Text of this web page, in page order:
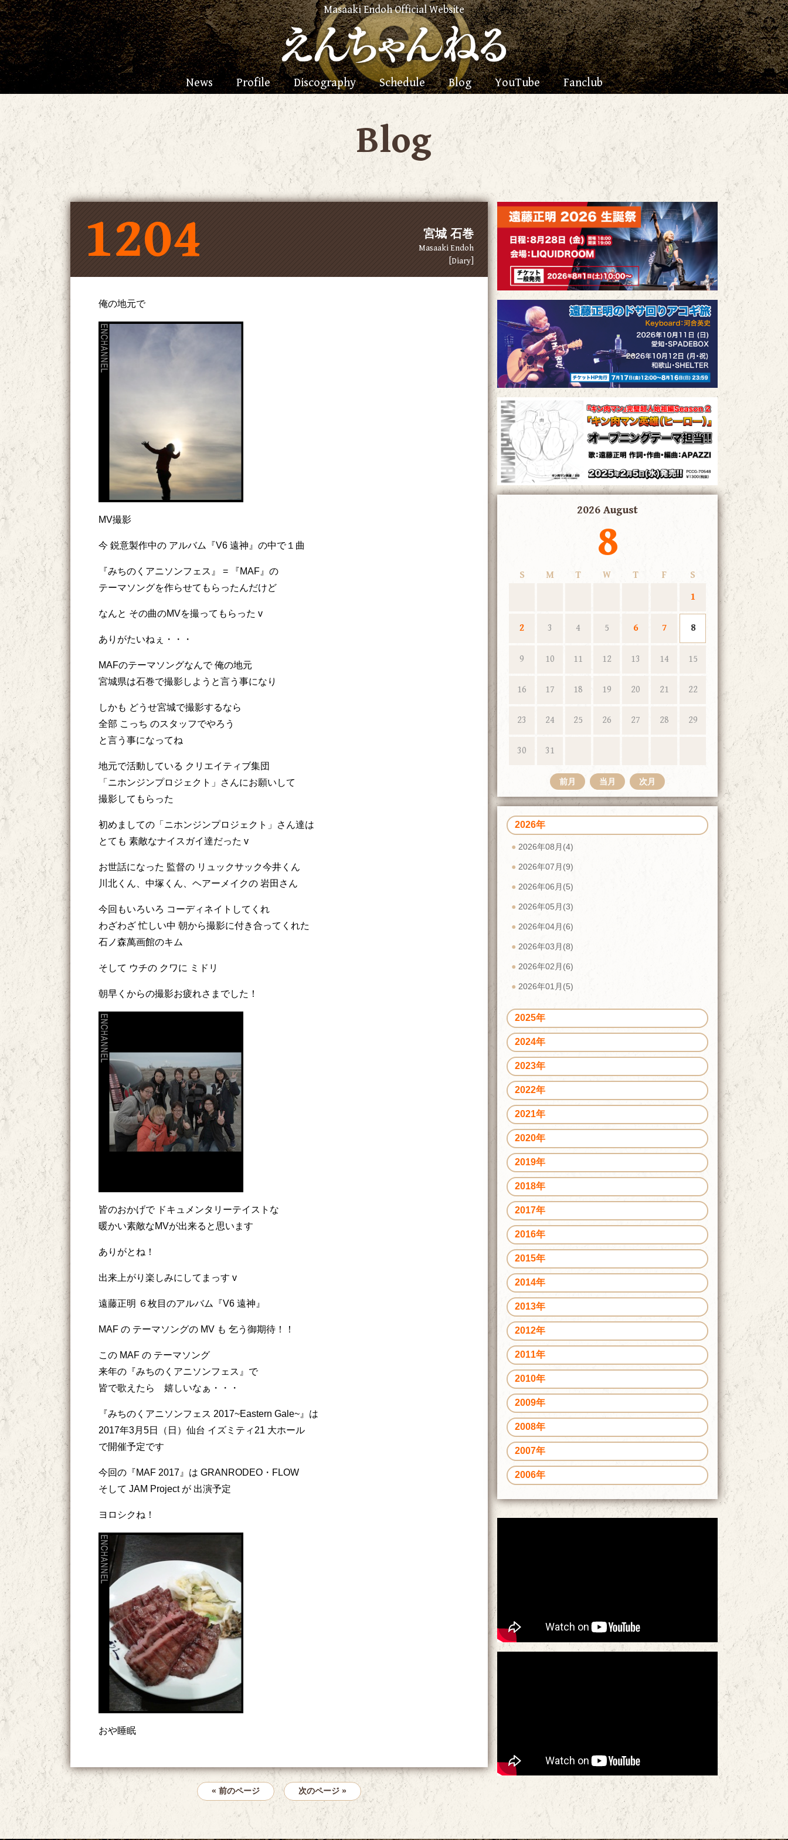
Masaaki Endoh Official Website
News Profile Discography Schedule Blog YouTube Fanclub
Blog
1204 宮城 石巻
Masaaki Endoh
[Diary]
俺の地元で
MV撮影
今 鋭意製作中の アルバム『V6 遠神』の中で１曲
『みちのくアニソンフェス』 = 『MAF』の
テーマソングを作らせてもらったんだけど
なんと その曲のMVを撮ってもらった v
ありがたいねぇ・・・
MAFのテーマソングなんで 俺の地元
宮城県は石巻で撮影しようと言う事になり
しかも どうせ宮城で撮影するなら
全部 こっち のスタッフでやろう
と言う事になってね
地元で活動している クリエイティブ集団
「ニホンジンプロジェクト」さんにお願いして
撮影してもらった
初めましての「ニホンジンプロジェクト」さん達は
とても 素敵なナイスガイ達だった v
お世話になった 監督の リュックサック今井くん
川北くん、中塚くん、ヘアーメイクの 岩田さん
今回もいろいろ コーディネイトしてくれ
わざわざ 忙しい中 朝から撮影に付き合ってくれた
石ノ森萬画館のキム
そして ウチの クワに ミドリ
朝早くからの撮影お疲れさまでした！
皆のおかげで ドキュメンタリーテイストな
暖かい素敵なMVが出来ると思います
ありがとね！
出来上がり楽しみにしてまっす v
遠藤正明 ６枚目のアルバム『V6 遠神』
MAF の テーマソングの MV も 乞う御期待！！
この MAF の テーマソング
来年の『みちのくアニソンフェス』で
皆で歌えたら 嬉しいなぁ・・・
『みちのくアニソンフェス 2017~Eastern Gale~』は
2017年3月5日（日）仙台 イズミティ21 大ホール
で開催予定です
今回の『MAF 2017』は GRANRODEO・FLOW
そして JAM Project が 出演予定
ヨロシクね！
おや睡眠
« 前のページ 次のページ »
2026 August
8
S M T W T F
S
1
2 3 4 5 6 7 8
9 10 11 12 13 14 15
16 17 18 19 20 21 22
23 24 25 26 27 28 29
30 31
前月 当月 次月
2026年
2026年08月(4)
2026年07月(9)
2026年06月(5)
2026年05月(3)
2026年04月(6)
2026年03月(8)
2026年02月(6)
2026年01月(5)
2025年
2024年
2023年
2022年
2021年
2020年
2019年
2018年
2017年
2016年
2015年
2014年
2013年
2012年
2011年
2010年
2009年
2008年
2007年
2006年